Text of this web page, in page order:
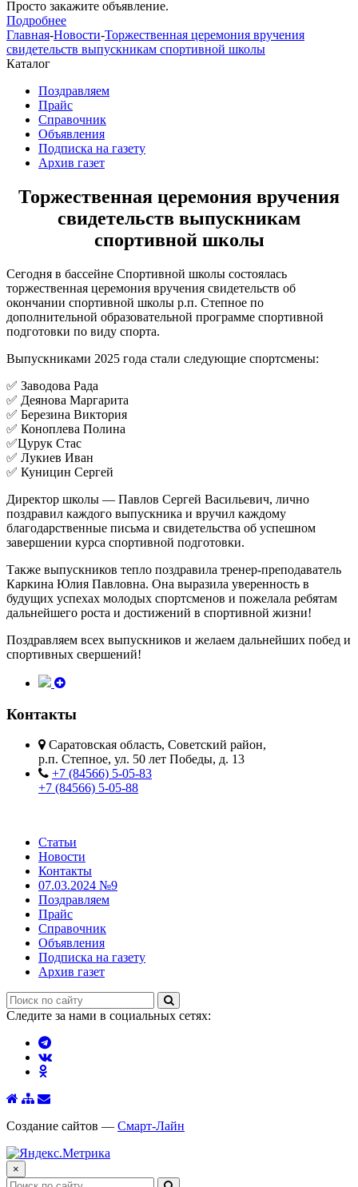
Просто закажите объявление.
Подробнее
Главная-Новости-Торжественная церемония вручения
свидетельств выпускникам спортивной школы
Каталог
Поздравляем
Прайс
Справочник
Объявления
Подписка на газету
Архив газет
Торжественная церемония вручения
свидетельств выпускникам
спортивной школы
Сегодня в бассейне Спортивной школы состоялась
торжественная церемония вручения свидетельств об
окончании спортивной школы р.п. Степное по
дополнительной образовательной программе спортивной
подготовки по виду спорта.
Выпускниками 2025 года стали следующие спортсмены:
✅ Заводова Рада
✅ Деянова Маргарита
✅ Березина Виктория
✅ Коноплева Полина
✅Цурук Стас
✅ Лукиев Иван
✅ Куницин Сергей
Директор школы — Павлов Сергей Васильевич, лично
поздравил каждого выпускника и вручил каждому
благодарственные письма и свидетельства об успешном
завершении курса спортивной подготовки.
Также выпускников тепло поздравила тренер-преподаватель
Каркина Юлия Павловна. Она выразила уверенность в
будущих успехах молодых спортсменов и пожелала ребятам
дальнейшего роста и достижений в спортивной жизни!
Поздравляем всех выпускников и желаем дальнейших побед и
спортивных свершений!
Контакты
Саратовская область, Советский район,
р.п. Степное, ул. 50 лет Победы, д. 13
+7 (84566) 5-05-83
+7 (84566) 5-05-88
Статьи
Новости
Контакты
07.03.2024 №9
Поздравляем
Прайс
Справочник
Объявления
Подписка на газету
Архив газет
Следите за нами в социальных сетях:
Создание сайтов — Смарт-Лайн
×